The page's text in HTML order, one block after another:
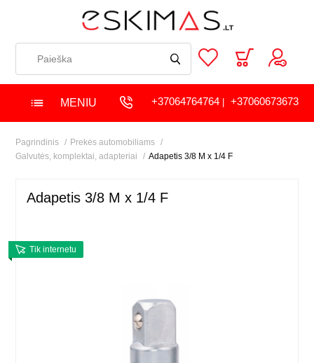
MENIU +37064764764| +37060673673
Pagrindinis
Prekės automobiliams
Galvutės, komplektai, adapteriai
Adapetis 3/8 M x 1/4 F
Adapetis 3/8 M x 1/4 F
Tik internetu